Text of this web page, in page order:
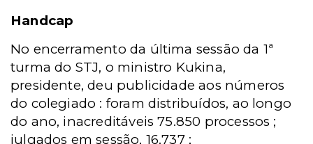
Handcap
No encerramento da última sessão da 1ª
turma do STJ, o ministro Kukina,
presidente, deu publicidade aos números
do colegiado : foram distribuídos, ao longo
do ano, inacreditáveis 75.850 processos ;
julgados em sessão, 16.737 ;